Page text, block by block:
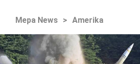
Mepa News > Amerika